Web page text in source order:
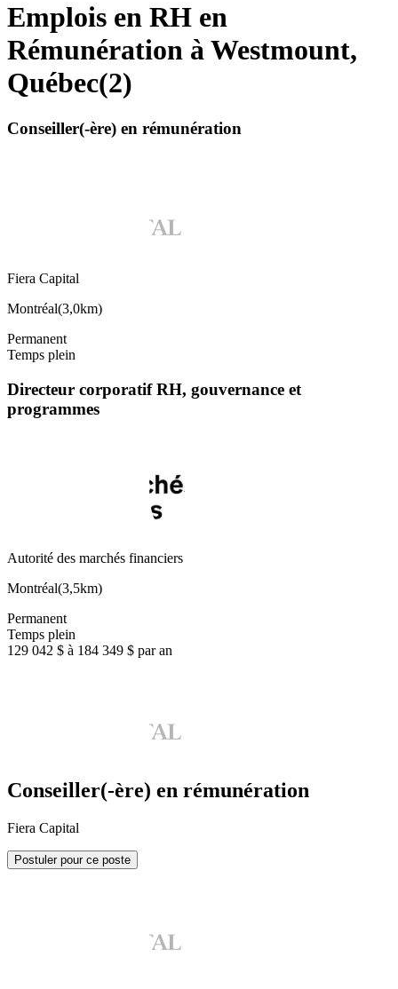
Emplois en RH en
Rémunération à Westmount,
Québec(2)
Conseiller(-ère) en rémunération
Fiera Capital
Montréal(3,0km)
Permanent
Temps plein
Directeur corporatif RH, gouvernance et
programmes
Autorité des marchés financiers
Montréal(3,5km)
Permanent
Temps plein
129 042 $ à 184 349 $ par an
Conseiller(-ère) en rémunération
Fiera Capital
Postuler pour ce poste